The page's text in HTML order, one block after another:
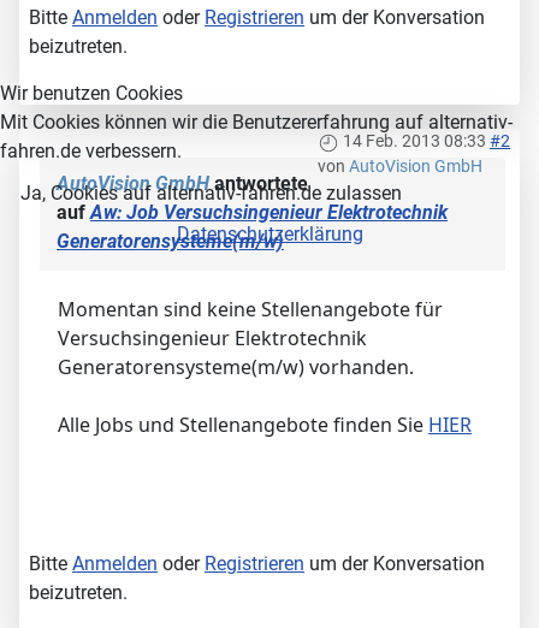
Bitte Anmelden oder Registrieren um der Konversation
beizutreten.
14 Feb. 2013 08:33 #2
von AutoVision GmbH
AutoVision GmbHantwortete
aufAw: Job Versuchsingenieur Elektrotechnik
Generatorensysteme(m/w)
Momentan sind keine Stellenangebote für
Versuchsingenieur Elektrotechnik
Generatorensysteme(m/w) vorhanden.
Alle Jobs und Stellenangebote finden Sie HIER
Bitte Anmelden oder Registrieren um der Konversation
beizutreten.
Wir benutzen Cookies
Mit Cookies können wir die Benutzererfahrung auf alternativ-
fahren.de verbessern.
Ja, Cookies auf alternativ-fahren.de zulassen
Datenschutzerklärung